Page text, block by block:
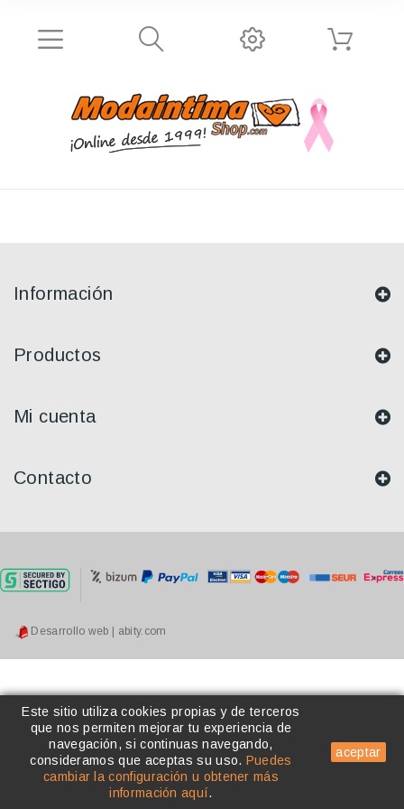
Este sitio utiliza cookies propias y de terceros
que nos permiten mejorar tu experiencia de
navegación, si continuas navegando,
consideramos que aceptas su uso. Puedes
cambiar la configuración u obtener más
información aquí.
aceptar
Información
Productos
Mi cuenta
Contacto
Desarrollo web | abity.com